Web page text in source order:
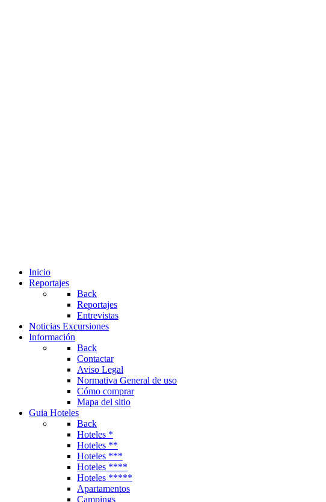
Inicio
Reportajes
Back
Reportajes
Entrevistas
Noticias Excursiones
Información
Back
Contactar
Aviso Legal
Normativa General de uso
Cómo comprar
Mapa del sitio
Guia Hoteles
Back
Hoteles *
Hoteles **
Hoteles ***
Hoteles ****
Hoteles *****
Apartamentos
Campings